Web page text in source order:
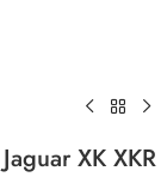
XK XKR